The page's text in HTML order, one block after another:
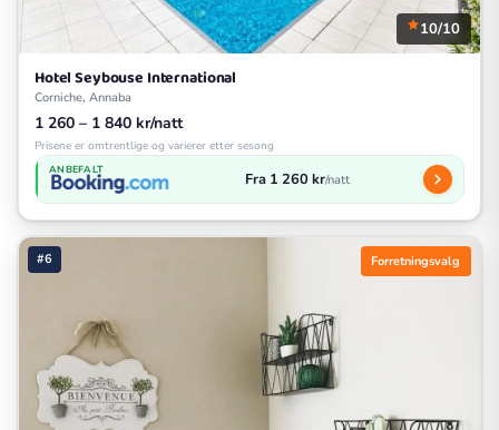
10/10
Hotel Seybouse International
Corniche, Annaba
1 260 – 1 840 kr/natt
Prisene er omtrentlige og varierer etter sesong
ANBEFALT Fra 1 260 kr/natt
#6 Forretningsvalg